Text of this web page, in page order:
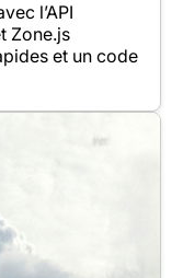
l’API
Zone.js
et un code